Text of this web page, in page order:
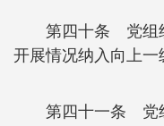
第四十条 党组
开展情况纳入向上一
第四十一条 党